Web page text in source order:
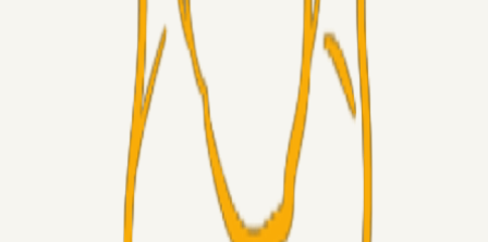
04. aug. 2026
Medie: Tahirovic til Celtic for samlet 6 mio Euro
Superliga-truppen
03. aug. 2026
Kunne Sami Jalal være den næste offensive brik? 🤔💛💙
Superliga-truppen
03. aug. 2026